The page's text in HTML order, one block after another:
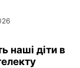
наші діти в